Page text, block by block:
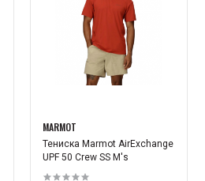
MARMOT
Тениска Marmot AirExchange
UPF 50 Crew SS M's